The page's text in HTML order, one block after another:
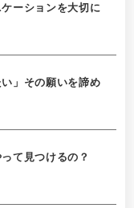
ーションを大切に
い」その願いを諦め
て見つけるの？